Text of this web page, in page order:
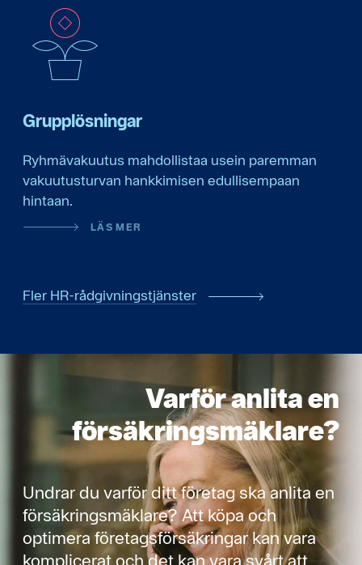
Grupplösningar
Ryhmävakuutus mahdollistaa usein paremman
vakuutusturvan hankkimisen edullisempaan
hintaan.
LÄS MER
Fler HR-rådgivningstjänster
Varför anlita en
försäkringsmäklare?
Undrar du varför ditt företag ska anlita en
försäkringsmäklare? Att köpa och
optimera företagsförsäkringar kan vara
komplicerat och det kan vara svårt att